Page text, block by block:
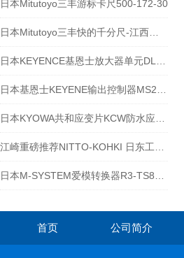
日本Mitutoyo三丰游标卡尺500-172-30
首页 公司简介